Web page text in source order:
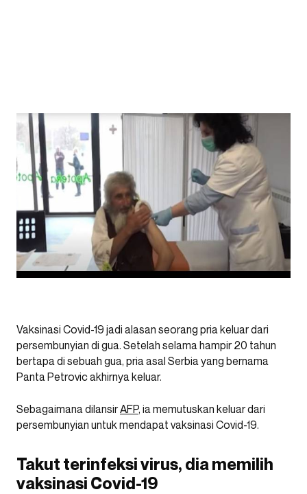
Vaksinasi Covid-19 jadi alasan seorang pria keluar dari
persembunyian di gua. Setelah selama hampir 20 tahun
bertapa di sebuah gua, pria asal Serbia yang bernama
Panta Petrovic akhirnya keluar.
Sebagaimana dilansirAFP, ia memutuskan keluar dari
persembunyian untuk mendapat vaksinasi Covid-19.
Takut terinfeksi virus, dia memilih
vaksinasi Covid-19